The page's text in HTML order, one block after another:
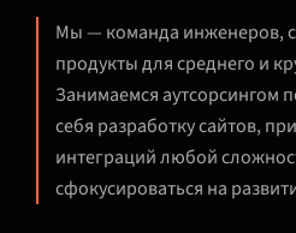
Мы — команда инженеров,
продукты для среднего и
Занимаемся аутсорсингом
себя разработку сайтов,
интеграций любой
сфокусироваться на